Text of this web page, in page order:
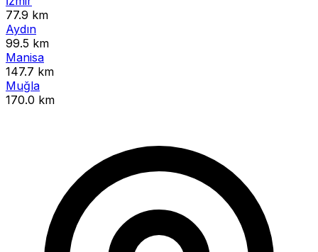
77.9 km
Aydın
99.5 km
Manisa
147.7 km
Muğla
170.0 km